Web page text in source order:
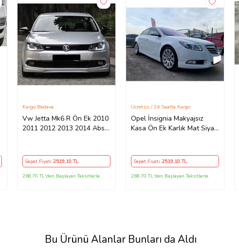
Vw Jetta Mk6 R Ön Ek 2010
2011 2012 2013 2014 Abs
Kargo Bedava
Sepet Fiyatı 2519,10 TL
268,70 TL'den Başlayan Taksitlerle
Opel İnsignia Makyajsız
Kasa Ön Ek Karlık Mat Siyah
Ücretsiz / 24 Saatte Kargo
Sepet Fiyatı 2519,10 TL
268,70 TL'den Başlayan Taksitlerle
Bu Ürünü Alanlar Bunları da Aldı